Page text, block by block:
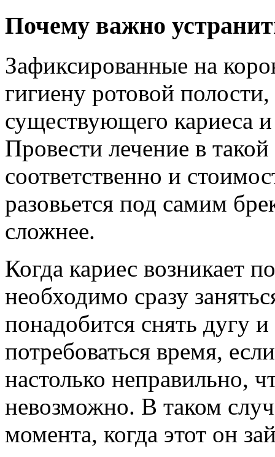
Почему важно
Зафиксированные на
гигиену ротовой
существующего кариеса
Провести лечение в
соответственно и
разовьется под самим
сложнее.
Когда кариес возникает
необходимо сразу
понадобится снять дугу
потребоваться время,
настолько неправильно,
невозможно. В таком
момента, когда этот он